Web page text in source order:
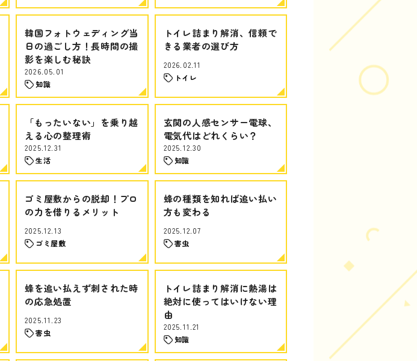
韓国フォトウェディング当
日の過ごし方！長時間の撮
影を楽しむ秘訣
2026.05.01
知識
トイレ詰まり解消、信頼で
きる業者の選び方
2026.02.11
トイレ
「もったいない」を乗り越
える心の整理術
2025.12.31
生活
玄関の人感センサー電球、
電気代はどれくらい？
2025.12.30
知識
ゴミ屋敷からの脱却！プロ
の力を借りるメリット
2025.12.13
ゴミ屋敷
蜂の種類を知れば追い払い
方も変わる
2025.12.07
害虫
蜂を追い払えず刺された時
の応急処置
2025.11.23
害虫
トイレ詰まり解消に熱湯は
絶対に使ってはいけない理
由
2025.11.21
知識